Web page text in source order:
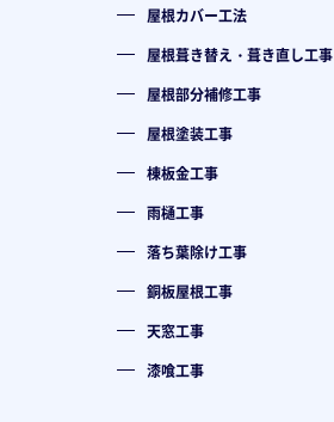
屋根カバー工法
屋根葺き替え・葺き直し工事
屋根部分補修工事
屋根塗装工事
棟板金工事
雨樋工事
落ち葉除け工事
銅板屋根工事
天窓工事
漆喰工事